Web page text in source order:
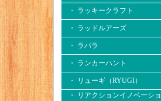
・ ラッキークラフト
・ ラッドルアーズ
・ ラパラ
・ ランカーハント
・ リューギ（RYUGI）
・ リアクションイノベーショ